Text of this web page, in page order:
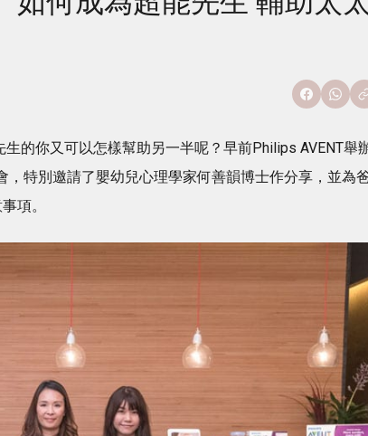
的你又可以怎樣幫助另一半呢？早前Philips AVENT舉
特別邀請了嬰幼兒心理學家何善韻博士作分享，並為
項。